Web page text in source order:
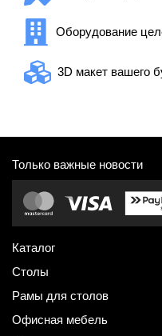
Оборудование
3D макет вашего
Только важные новости
Каталог
Столы
Рамы для столов
Офисная мебель